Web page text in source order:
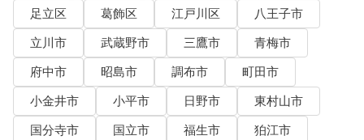
足立区
葛飾区 江戸川区
八王子市
立川市
武蔵野市 三鷹市
青梅市
府中市
昭島市 調布市
町田市
小金井市
小平市 日野市
東村山市
国分寺市
国立市 福生市
狛江市